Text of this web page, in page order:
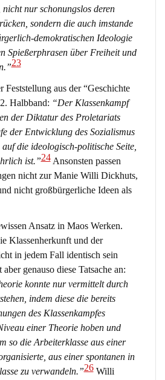
nicht nur schonungslos deren
sondern die auch imstande
demokratischen Ideologie
Spießerphrasen über Freiheit und
23
Feststellung aus der “Geschichte
Halbband: “Der Klassenkampf
der Diktatur des Proletariats
der Entwicklung des Sozialismus
die ideologisch-politische Seite,
ist.”24Ansonsten passen
nicht zur Manie Willi Dickhuts,
nicht großbürgerliche Ideen als
Ansatz in Maos Werken.
Klassenherkunft und der
in jedem Fall identisch sein
genauso diese Tatsache an:
konnte nur vermittelt durch
indem diese die bereits
des Klassenkampfes
einer Theorie hoben und
so die Arbeiterklasse aus einer
aus einer spontanen in
zu verwandeln.”26Willi